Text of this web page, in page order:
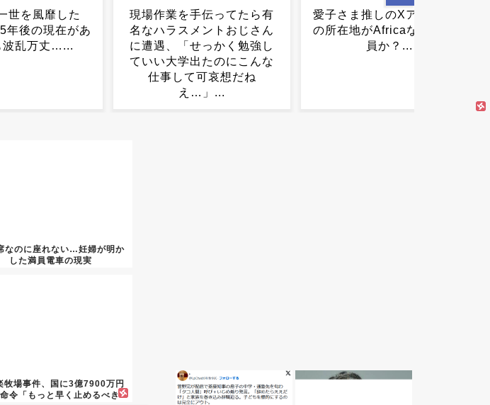
手伝ってたら有
メントおじさん
せっかく勉強し
愛子さま推しのXアカウント
の所在地がAfricaな件。工作
員か？...
陸自、大学教授ら数千人の
「愛国心」を極秘調査か...
なのに座れない…妊婦が明か
した満員電車の現実
牧場事件、国に3億7900万円
令「もっと早く止めるべき